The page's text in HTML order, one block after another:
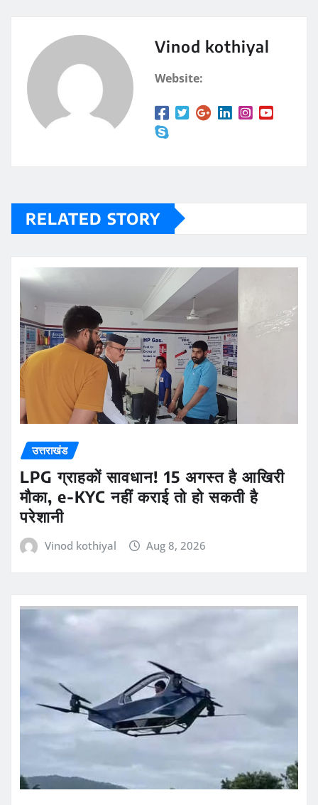
Vinod kothiyal
Website:
RELATED STORY
उत्तराखंड
LPG ग्राहकों सावधान! 15 अगस्त है आखिरी
मौका, e-KYC नहीं कराई तो हो सकती है
परेशानी
Vinod kothiyal Aug 8, 2026